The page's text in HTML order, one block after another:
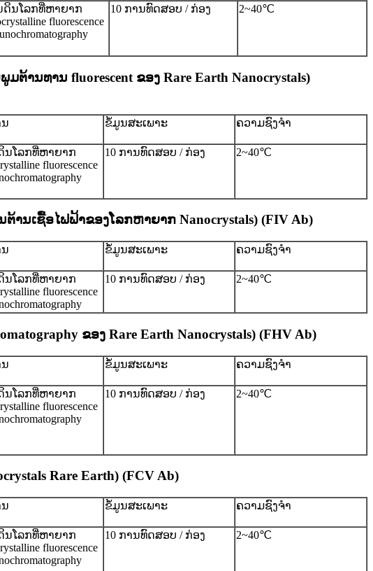
ນໂລກທີ່ຫາຍາກ
fluorescence
10 ການທົດສອບ / ກ່ອງ 2~40℃
ຕ້ານທານ fluorescent ຂອງ Rare Earth Nanocrystals)
ຂໍ້ມູນສະເພາະ ຄວາມຊົງຈໍາ
ນໂລກທີ່ຫາຍາກ
fluorescence
10 ການທົດສອບ / ກ່ອງ 2~40℃
ານ​ເຊື້ອ​ໄຟ​ຟ້າ​ຂອງ​ໂລກ​ຫາ​ຍາກ Nanocrystals​) (FIV Ab​)
ຂໍ້ມູນສະເພາະ ຄວາມຊົງຈໍາ
ນໂລກທີ່ຫາຍາກ
fluorescence
10 ການທົດສອບ / ກ່ອງ 2~40℃
ຂອງ Rare Earth Nanocrystals) (FHV Ab)
ຂໍ້ມູນສະເພາະ ຄວາມຊົງຈໍາ
ນໂລກທີ່ຫາຍາກ
fluorescence
10 ການທົດສອບ / ກ່ອງ 2~40℃
Rare Earth) (FCV Ab)
ຂໍ້ມູນສະເພາະ ຄວາມຊົງຈໍາ
ນໂລກທີ່ຫາຍາກ
fluorescence
10 ການທົດສອບ / ກ່ອງ 2~40℃